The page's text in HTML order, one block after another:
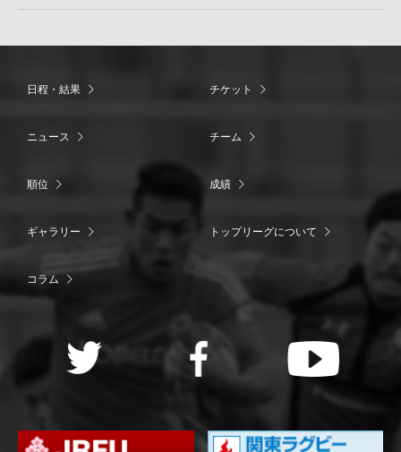
日程・結果 チケット
ニュース チーム
順位 成績
ギャラリー トップリーグについて
コラム